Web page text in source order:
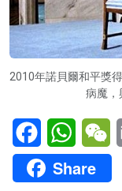
2010年諾貝爾和平獎
病魔，
Facebook
Share